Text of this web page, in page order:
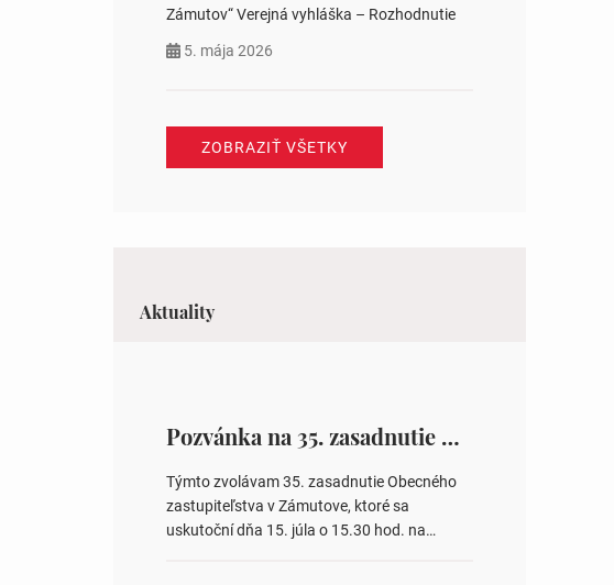
Zámutov“ Verejná vyhláška – Rozhodnutie
5. mája 2026
ZOBRAZIŤ VŠETKY
Aktuality
Pozvánka na 35. zasadnutie OZ v Zámutove
Týmto zvolávam 35. zasadnutie Obecného
zastupiteľstva v Zámutove, ktoré sa
uskutoční dňa 15. júla o 15.30 hod. na